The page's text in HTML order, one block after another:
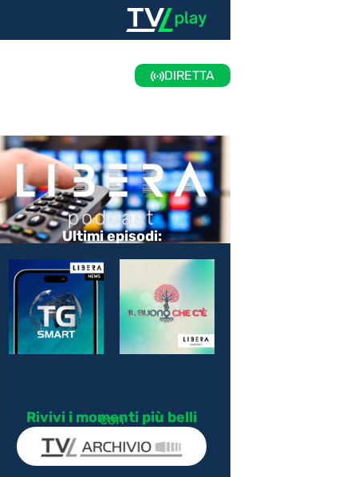
DIRETTA
Ultimi episodi:
Rivivi i momenti più belli
con